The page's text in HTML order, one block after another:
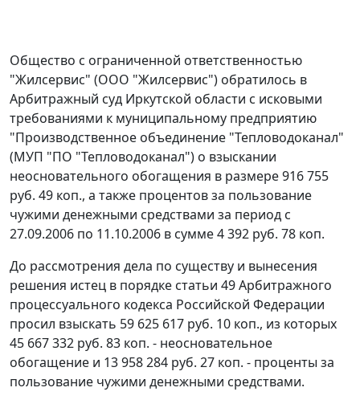
Общество с ограниченной ответственностью
"Жилсервис" (ООО "Жилсервис") обратилось в
Арбитражный суд Иркутской области с исковыми
требованиями к муниципальному предприятию
"Производственное объединение "Тепловодоканал"
(МУП "ПО "Тепловодоканал") о взыскании
неосновательного обогащения в размере 916 755
руб. 49 коп., а также процентов за пользование
чужими денежными средствами за период с
27.09.2006 по 11.10.2006 в сумме 4 392 руб. 78 коп.
До рассмотрения дела по существу и вынесения
решения истец в порядке статьи 49Арбитражного
процессуального кодекса Российской Федерации
просил взыскать 59 625 617 руб. 10 коп., из которых
45 667 332 руб. 83 коп. - неосновательное
обогащение и 13 958 284 руб. 27 коп. - проценты за
пользование чужими денежными средствами.